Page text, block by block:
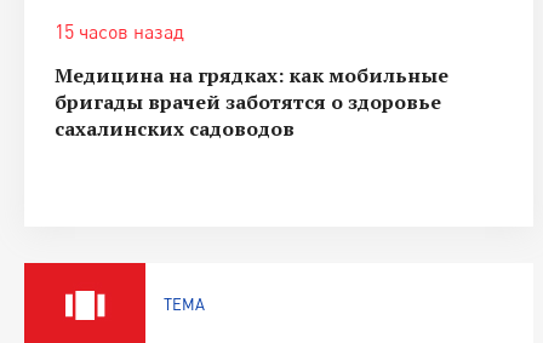
15 часов назад
Медицина на грядках: как мобильные
бригады врачей заботятся о здоровье
сахалинских садоводов
ТЕМА